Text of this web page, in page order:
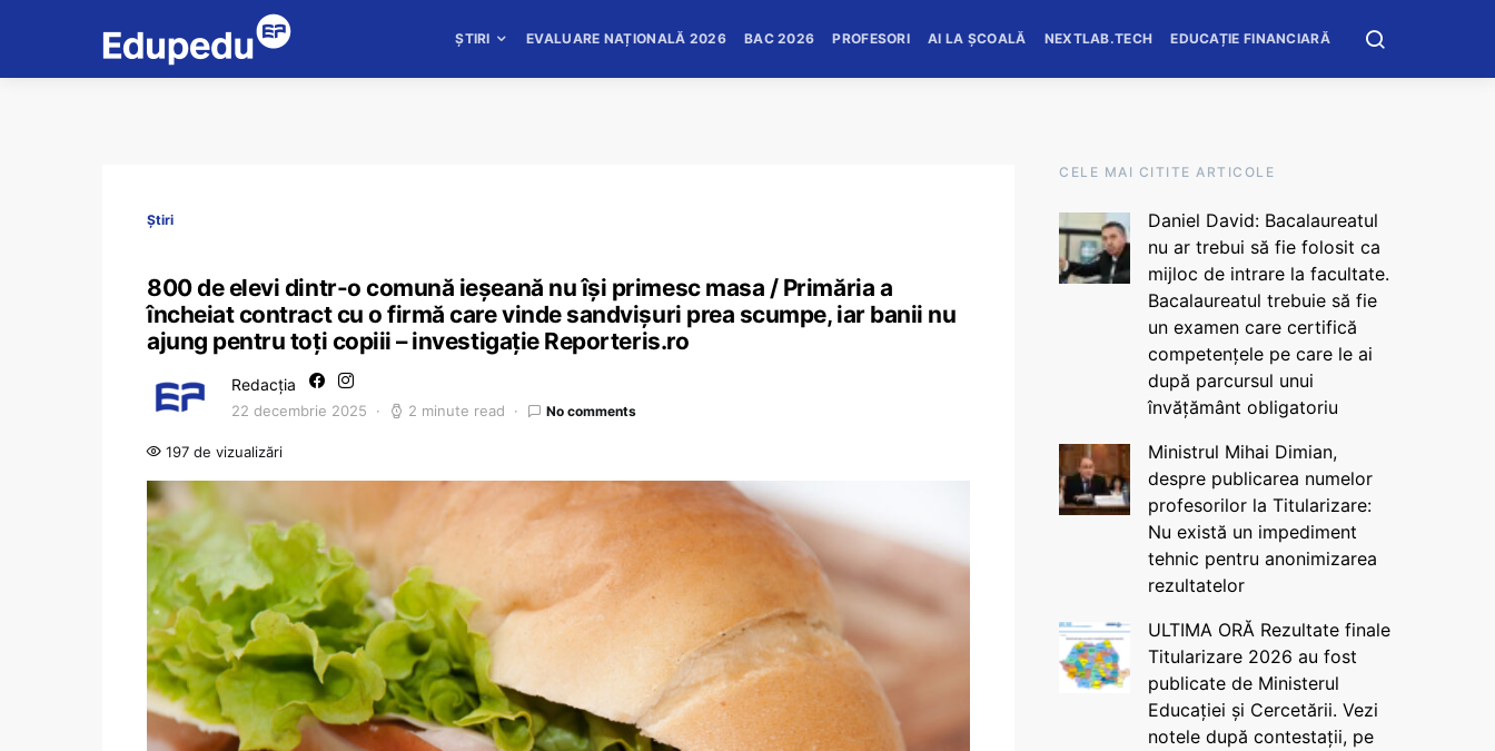
ȘTIRI EVALUARE NAȚIONALĂ 2026 BAC 2026 PROFESORI AI LA ȘCOALĂ NEXTLAB.TECH EDUCAȚIE FINANCIARĂ
Știri
800 de elevi dintr-o comună ieșeană nu își primesc masa / Primăria a
încheiat contract cu o firmă care vinde sandvișuri prea scumpe, iar banii nu
ajung pentru toți copiii – investigație Reporteris.ro
Redacția
22 decembrie 2025 2 minute read No comments
197 de vizualizări
CELE MAI CITITE ARTICOLE
Daniel David: Bacalaureatul
nu ar trebui să fie folosit ca
mijloc de intrare la facultate.
Bacalaureatul trebuie să fie
un examen care certifică
competențele pe care le ai
după parcursul unui
învățământ obligatoriu
Ministrul Mihai Dimian,
despre publicarea numelor
profesorilor la Titularizare:
Nu există un impediment
tehnic pentru anonimizarea
rezultatelor
ULTIMA ORĂ Rezultate finale
Titularizare 2026 au fost
publicate de Ministerul
Educației și Cercetării. Vezi
notele după contestații, pe